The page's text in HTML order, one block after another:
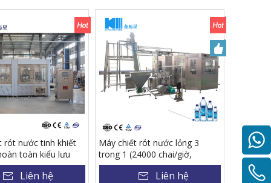
rót nước tinh khiết
toàn kiểu lưu
Liên hệ
Máy chiết rót nước lỏng 3
trong 1 (24000 chai/giờ,
500ml) CGF60-40-15
Liên hệ